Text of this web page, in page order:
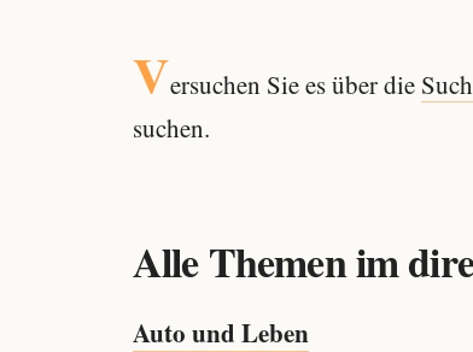
Versuchen Sie es über die
suchen.
Alle Themen im
Auto und Leben